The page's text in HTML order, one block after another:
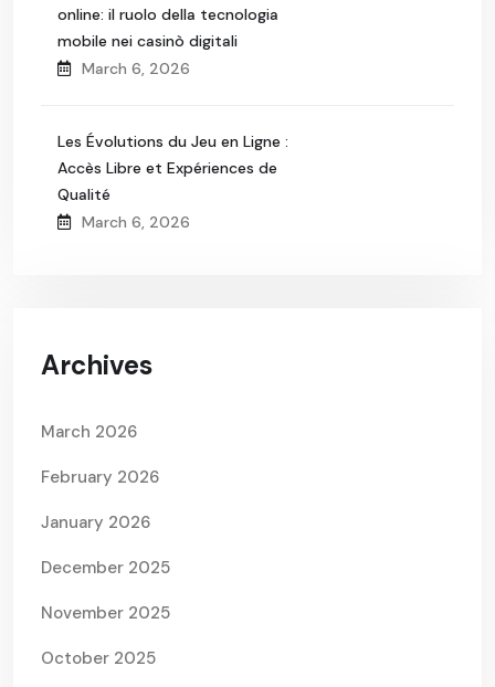
online: il ruolo della tecnologia
mobile nei casinò digitali
March 6, 2026
Les Évolutions du Jeu en Ligne :
Accès Libre et Expériences de
Qualité
March 6, 2026
Archives
March 2026
February 2026
January 2026
December 2025
November 2025
October 2025